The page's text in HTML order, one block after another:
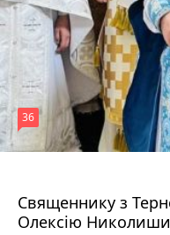
Священнику з
Олексію
36